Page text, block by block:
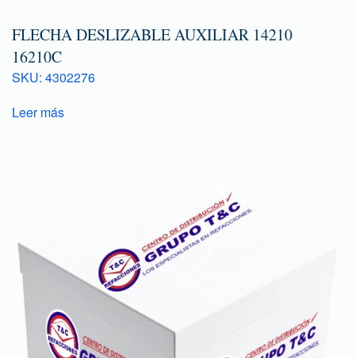
FLECHA DESLIZABLE AUXILIAR 14210
16210C
SKU: 4302276
Leer más